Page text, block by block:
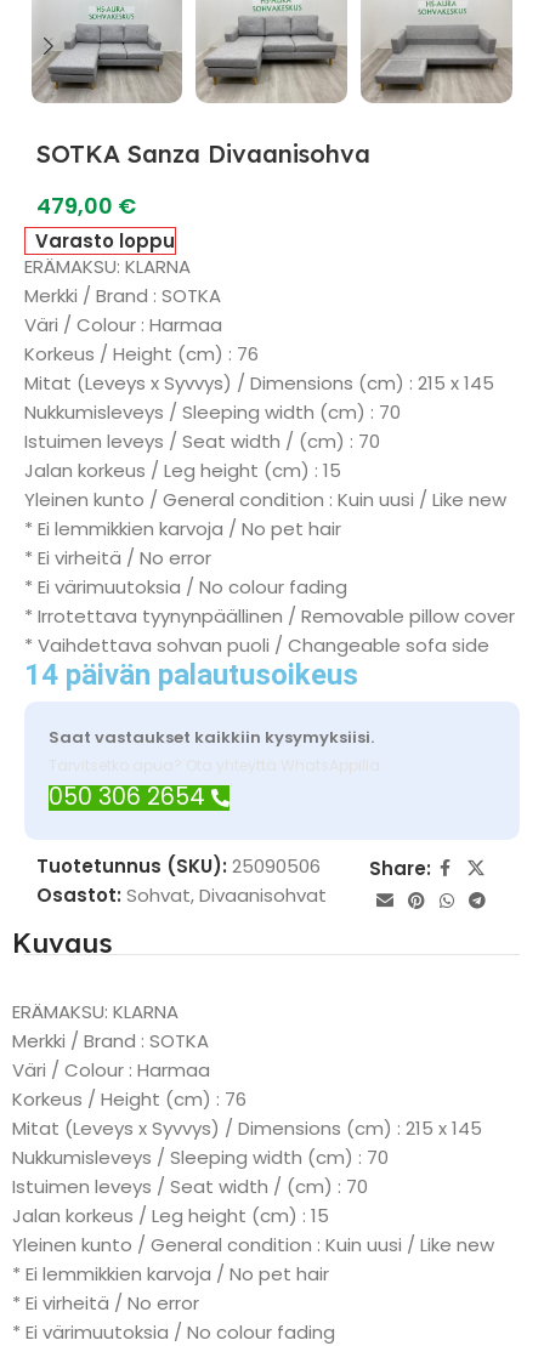
SOTKA Sanza Divaanisohva
479,00 €
Varasto loppu
ERÄMAKSU: KLARNA
Merkki / Brand : SOTKA
Väri / Colour : Harmaa
Korkeus / Height (cm) : 76
Mitat (Leveys x Syvvys) / Dimensions (cm) : 215 x 145
Nukkumisleveys / Sleeping width (cm) : 70
Istuimen leveys / Seat width / (cm) : 70
Jalan korkeus / Leg height (cm) : 15
Yleinen kunto / General condition : Kuin uusi / Like new
* Ei lemmikkien karvoja / No pet hair
* Ei virheitä / No error
* Ei värimuutoksia / No colour fading
* Irrotettava tyynynpäällinen / Removable pillow cover
* Vaihdettava sohvan puoli / Changeable sofa side
14 päivän palautusoikeus
Saat vastaukset kaikkiin kysymyksiisi.
Tarvitsetko apua? Ota yhteyttä WhatsAppilla
050 306 2654
Tuotetunnus (SKU): 25090506
Osastot: Sohvat,Divaanisohvat
Share:
Kuvaus
ERÄMAKSU: KLARNA
Merkki / Brand : SOTKA
Väri / Colour : Harmaa
Korkeus / Height (cm) : 76
Mitat (Leveys x Syvvys) / Dimensions (cm) : 215 x 145
Nukkumisleveys / Sleeping width (cm) : 70
Istuimen leveys / Seat width / (cm) : 70
Jalan korkeus / Leg height (cm) : 15
Yleinen kunto / General condition : Kuin uusi / Like new
* Ei lemmikkien karvoja / No pet hair
* Ei virheitä / No error
* Ei värimuutoksia / No colour fading